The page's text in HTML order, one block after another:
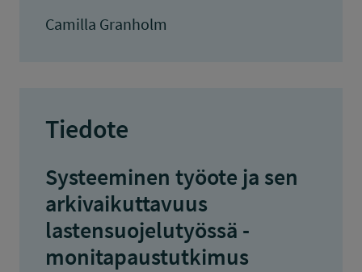
Camilla Granholm
Tiedote
Systeeminen työote ja sen
arkivaikuttavuus
lastensuojelutyössä -
monitapaustutkimus